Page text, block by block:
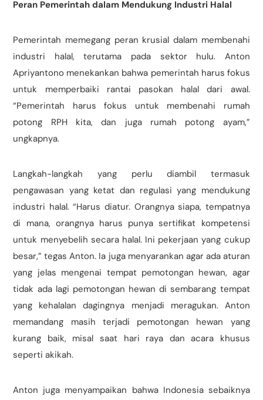
Peran Pemerintah dalam Mendukung Industri Halal
Pemerintah memegang peran krusial dalam membenahi
industri halal, terutama pada sektor hulu. Anton
Apriyantono menekankan bahwa pemerintah harus fokus
untuk memperbaiki rantai pasokan halal dari awal.
“Pemerintah harus fokus untuk membenahi rumah
potong RPH kita, dan juga rumah potong ayam,”
ungkapnya.
Langkah-langkah yang perlu diambil termasuk
pengawasan yang ketat dan regulasi yang mendukung
industri halal. “Harus diatur. Orangnya siapa, tempatnya
di mana, orangnya harus punya sertifikat kompetensi
untuk menyebelih secara halal. Ini pekerjaan yang cukup
besar,” tegas Anton. Ia juga menyarankan agar ada aturan
yang jelas mengenai tempat pemotongan hewan, agar
tidak ada lagi pemotongan hewan di sembarang tempat
yang kehalalan dagingnya menjadi meragukan. Anton
memandang masih terjadi pemotongan hewan yang
kurang baik, misal saat hari raya dan acara khusus
seperti akikah.
Anton juga menyampaikan bahwa Indonesia sebaiknya